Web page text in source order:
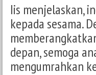
Iis menjelaskan,
kepada sesama.
depan, semoga
mengumrahkan